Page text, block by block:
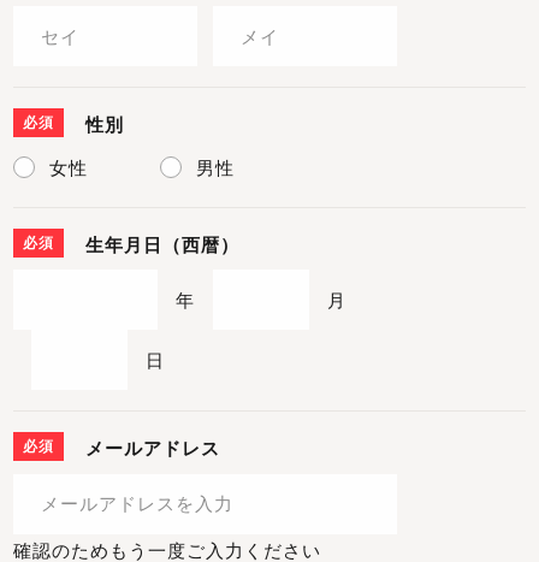
必須 性別
女性 男性
必須 生年月日（西暦）
年 月
日
必須 メールアドレス
確認のためもう一度ご入力ください